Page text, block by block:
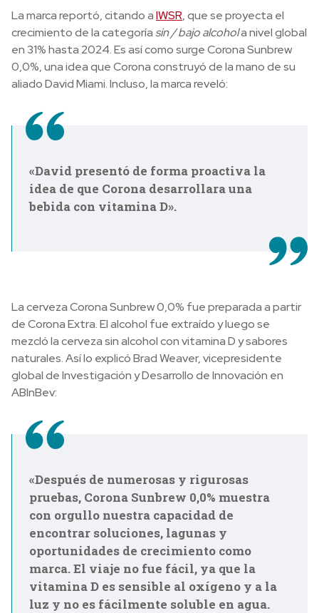
La marca reportó, citando aIWSR, que se proyecta el
crecimiento de la categoríasin / bajo alcohola nivel global
en 31% hasta 2024. Es así como surge Corona Sunbrew
0,0%, una idea que Corona construyó de la mano de su
aliado David Miami. Incluso, la marca reveló:
«David presentó de forma proactiva la
idea de que Corona desarrollara una
bebida con vitamina D».
La cerveza Corona Sunbrew 0,0% fue preparada a partir
de Corona Extra. El alcohol fue extraído y luego se
mezcló la cerveza sin alcohol con vitamina D y sabores
naturales. Así lo explicó Brad Weaver, vicepresidente
global de Investigación y Desarrollo de Innovación en
ABInBev:
«Después de numerosas y rigurosas
pruebas, Corona Sunbrew 0,0% muestra
con orgullo nuestra capacidad de
encontrar soluciones, lagunas y
oportunidades de crecimiento como
marca. El viaje no fue fácil, ya que la
vitamina D es sensible al oxígeno y a la
luz y no es fácilmente soluble en agua.